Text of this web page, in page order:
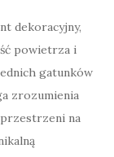
dekoracyjny,
powietrza i
gatunków
zrozumienia
na